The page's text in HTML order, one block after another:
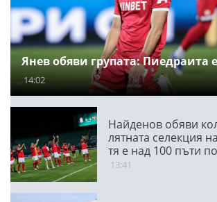
Янев обяви групата: Пиедраита
14:02
Найденов обяви
лятната селекция
тя е над 100 пъти
ПАО
13:41